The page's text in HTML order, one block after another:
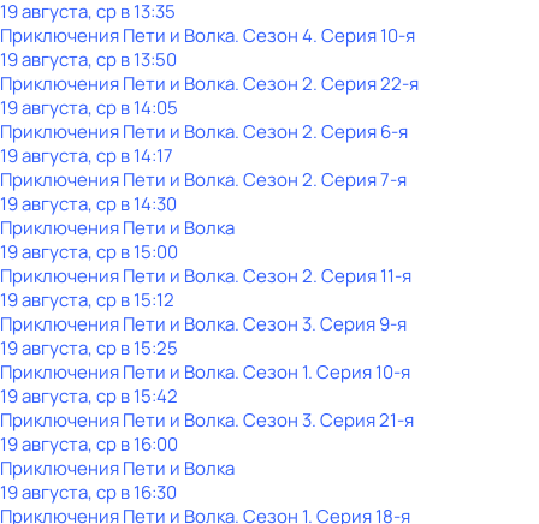
19 августа, ср в 13:35
Приключения Пети и Волка. Сезон 4. Серия 10-я
19 августа, ср в 13:50
Приключения Пети и Волка. Сезон 2. Серия 22-я
19 августа, ср в 14:05
Приключения Пети и Волка. Сезон 2. Серия 6-я
19 августа, ср в 14:17
Приключения Пети и Волка. Сезон 2. Серия 7-я
19 августа, ср в 14:30
Приключения Пети и Волка
19 августа, ср в 15:00
Приключения Пети и Волка. Сезон 2. Серия 11-я
19 августа, ср в 15:12
Приключения Пети и Волка. Сезон 3. Серия 9-я
19 августа, ср в 15:25
Приключения Пети и Волка. Сезон 1. Серия 10-я
19 августа, ср в 15:42
Приключения Пети и Волка. Сезон 3. Серия 21-я
19 августа, ср в 16:00
Приключения Пети и Волка
19 августа, ср в 16:30
Приключения Пети и Волка. Сезон 1. Серия 18-я